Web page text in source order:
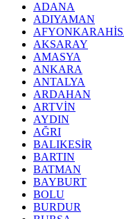
ADANA
ADIYAMAN
AKSARAY
AMASYA
ANKARA
ANTALYA
ARDAHAN
ARTVİN
AYDIN
AĞRI
BALIKESİR
BARTIN
BATMAN
BAYBURT
BOLU
BURDUR